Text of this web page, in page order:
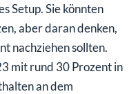
Setup. Sie könnten
aber daran denken,
nachziehen sollten.
mit rund 30 Prozent in
an dem